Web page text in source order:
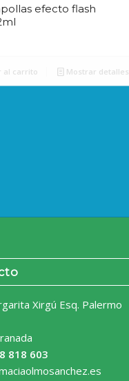
efecto flash
al carrito Mostrar detalles
Xirgú Esq. Palermo
818 603